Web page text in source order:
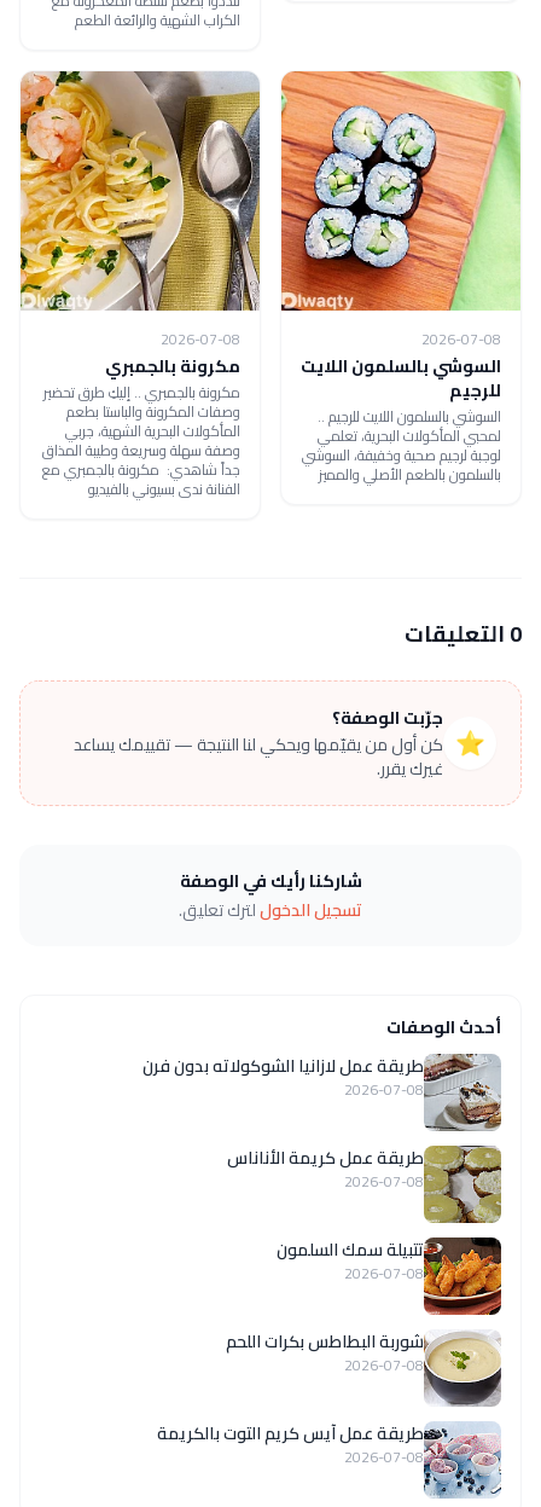
الكراب الشهية والرائعة الطعم
2026-07-08
السوشي بالسلمون اللايت
للرجيم
السوشي بالسلمون اللايت للرجيم ..
لمحبي المأكولات البحرية، تعلمي
لوجبة لرجيم صحية وخفيفة، السوشي
بالسلمون بالطعم الأصلي والمميز
2026-07-08
مكرونة بالجمبري
مكرونة بالجمبري .. إليكِ طرق تحضير
وصفات المكرونة والباستا بطعم
المأكولات البحرية الشهية، جربي
وصفة سهلة وسريعة وطيبة المذاق
جداً شاهدي: مكرونة بالجمبري مع
الفنانة ندى بسيوني بالفيديو
0 التعليقات
⭐
جرّبت الوصفة؟
كن أول من يقيّمها ويحكي لنا النتيجة — تقييمك يساعد
غيرك يقرر.
شاركنا رأيك في الوصفة
تسجيل الدخوللترك تعليق.
أحدث الوصفات
طريقة عمل لازانيا الشوكولاته بدون فرن
2026-07-08
طريقة عمل كريمة الأناناس
2026-07-08
تتبيلة سمك السلمون
2026-07-08
شوربة البطاطس بكرات اللحم
2026-07-08
طريقة عمل آيس كريم التوت بالكريمة
2026-07-08